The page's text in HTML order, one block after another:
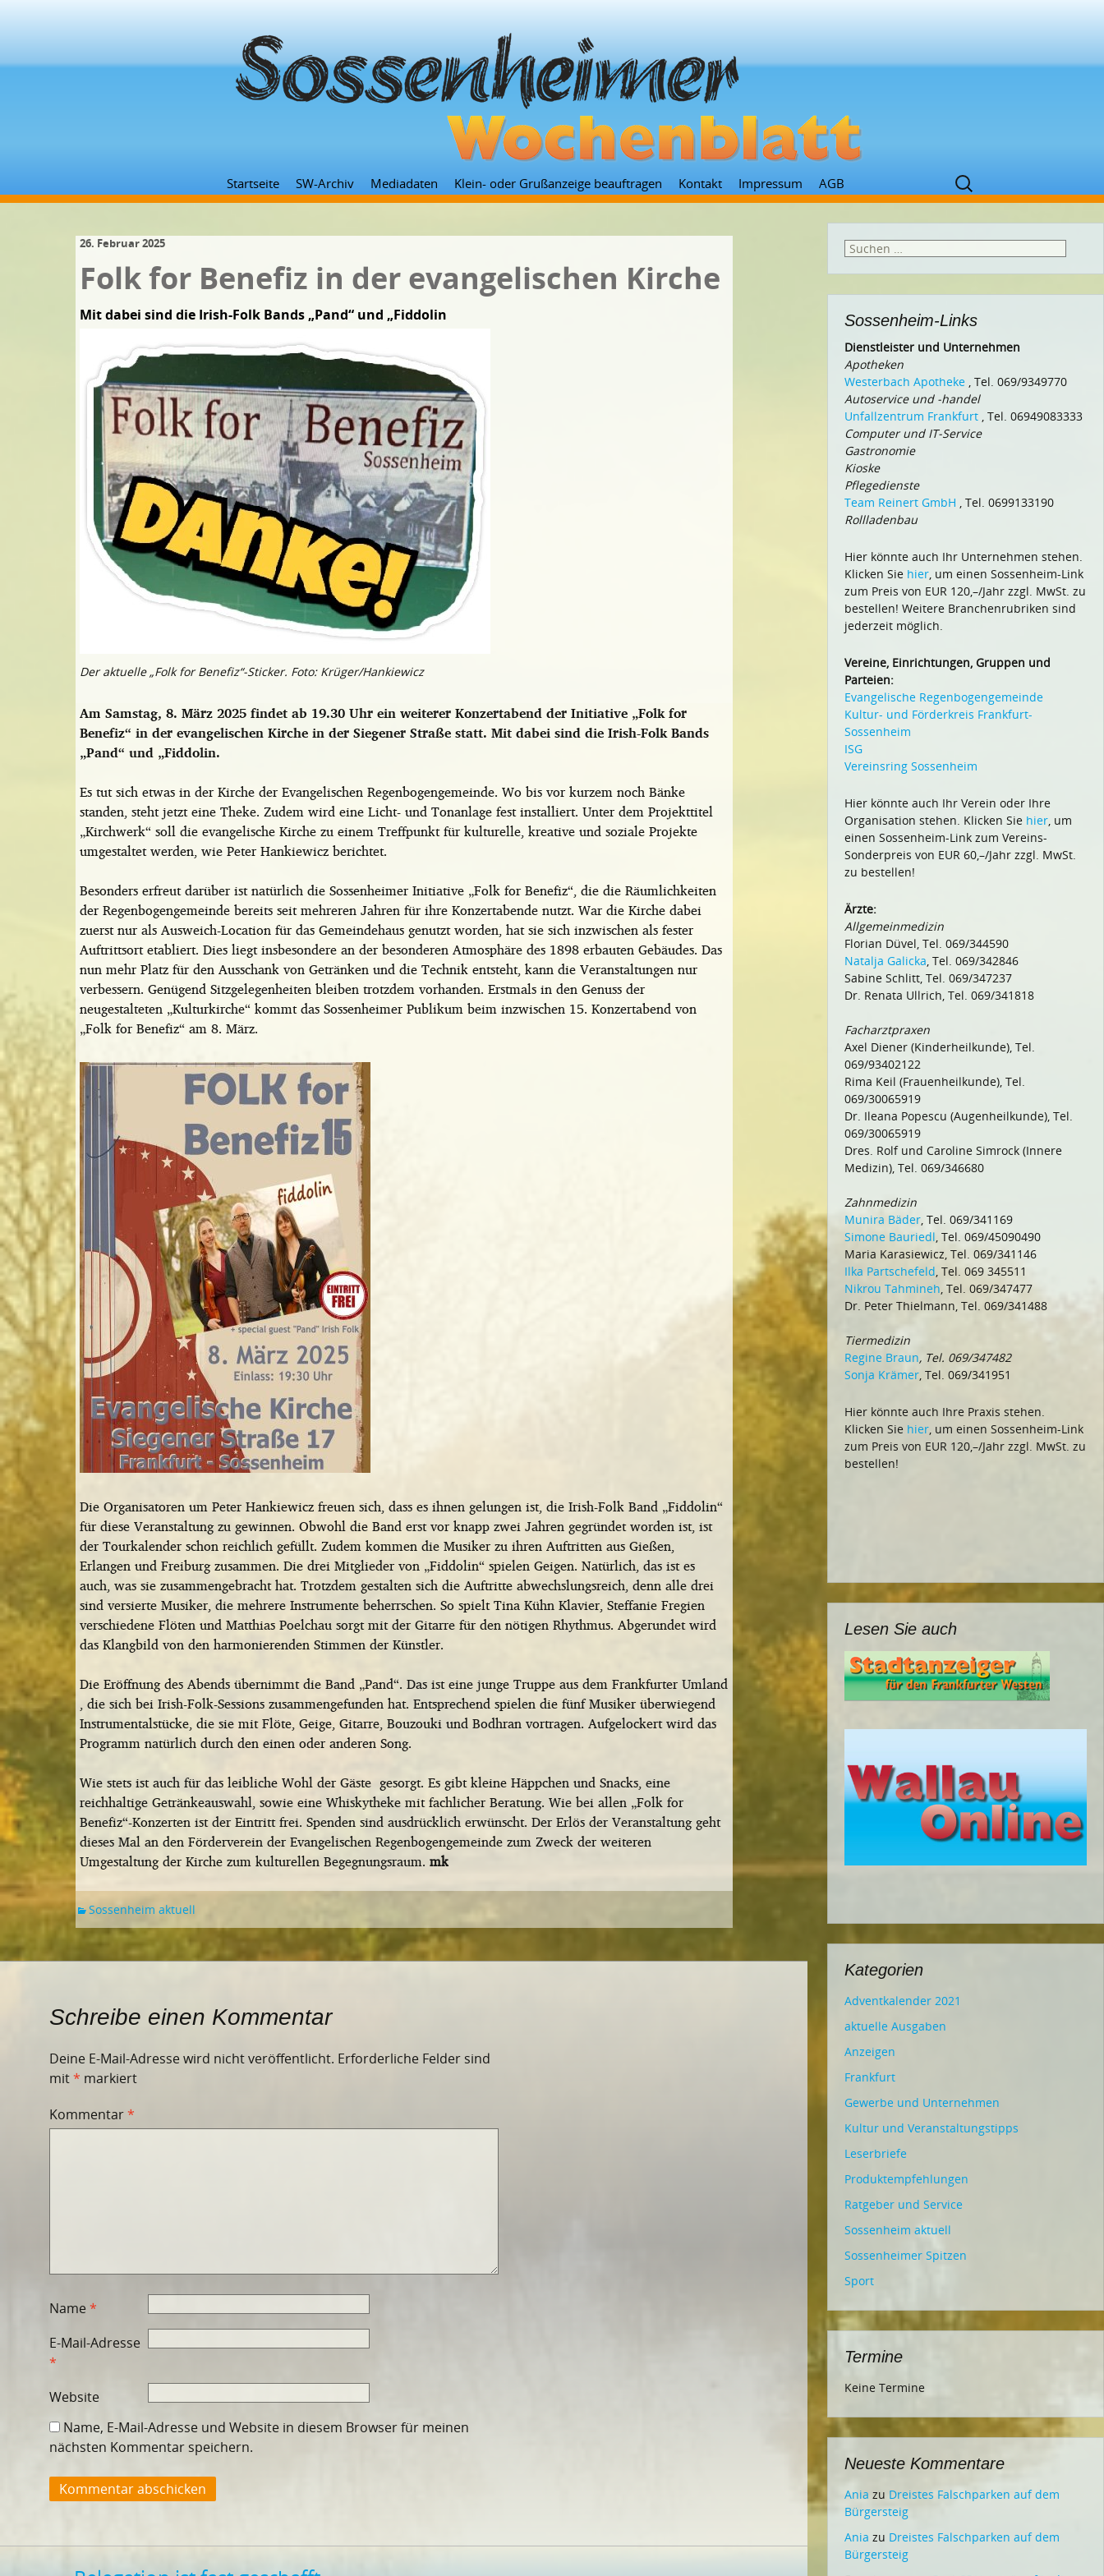
Zum
Inhalt
Startseite SW-Archiv Mediadaten Klein- oder Grußanzeige beauftragen Kontakt Impressum AGB
Suchen
nach:
26. Februar 2025
Folk for Benefiz in der evangelischen Kirche
Mit dabei sind die Irish-Folk Bands „Pand“ und „Fiddolin
Der aktuelle „Folk for Benefiz“-Sticker. Foto: Krüger/Hankiewicz
Am Samstag, 8. März 2025 findet ab 19.30 Uhr ein weiterer Konzertabend der Initiative „Folk for
Benefiz“ in der evangelischen Kirche in der Siegener Straße statt. Mit dabei sind die Irish-Folk Bands
„Pand“ und „Fiddolin.
Es tut sich etwas in der Kirche der Evangelischen Regenbogengemeinde. Wo bis vor kurzem noch Bänke
standen, steht jetzt eine Theke. Zudem wird eine Licht- und Tonanlage fest installiert. Unter demProjekttitel
„Kirchwerk“ soll die evangelische Kirche zu einem Treffpunkt für kulturelle, kreative und soziale Projekte
umgestaltet werden, wie Peter Hankiewicz berichtet.
Besonders erfreut darüber ist natürlich die Sossenheimer Initiative „Folk for Benefiz“, die die Räumlichkeiten
der Regenbogengemeinde bereits seit mehreren Jahren für ihre Konzertabende nutzt. War die Kirche dabei
zuerst nur als Ausweich-Location für das Gemeindehaus genutzt worden, hat sie sich inzwischen als fester
Auftrittsort etabliert. Dies liegt insbesondere an der besonderen Atmosphäre des 1898 erbauten Gebäudes. Das
nun mehr Platz für den Ausschank von Getränken und die Technik entsteht, kann die Veranstaltungen nur
verbessern. Genügend Sitzgelegenheiten bleiben trotzdem vorhanden. Erstmals in den Genuss der
neugestalteten „Kulturkirche“ kommt das Sossenheimer Publikum beim inzwischen 15. Konzertabend von
„Folk for Benefiz“ am 8. März.
Die Organisatoren um Peter Hankiewicz freuen sich, dass es ihnen gelungen ist, die Irish-Folk Band „Fiddolin“
für diese Veranstaltung zu gewinnen. Obwohl die Band erst vor knapp zwei Jahren gegründet worden ist, ist
der Tourkalender schon reichlich gefüllt. Zudem kommen die Musiker zu ihren Auftritten aus Gießen,
Erlangen und Freiburg zusammen. Die drei Mitglieder von „Fiddolin“ spielen Geigen. Natürlich, das ist es
auch, was sie zusammengebracht hat. Trotzdem gestalten sich die Auftritte abwechslungsreich, denn alle drei
sind versierte Musiker, die mehrere Instrumente beherrschen. So spielt Tina Kühn Klavier, Steffanie Fregien
verschiedene Flöten und Matthias Poelchau sorgt mit der Gitarre für den nötigen Rhythmus. Abgerundet wird
das Klangbild von den harmonierenden Stimmen der Künstler.
Die Eröffnung des Abends übernimmt die Band „Pand“. Das ist eine junge Truppe aus dem Frankfurter Umland
, die sich bei Irish-Folk-Sessions zusammengefunden hat. Entsprechend spielen die fünf Musiker überwiegend
Instrumentalstücke, die sie mit Flöte, Geige, Gitarre, Bouzouki und Bodhran vortragen. Aufgelockert wird das
Programm natürlich durch den einen oder anderen Song.
Wie stets ist auch für das leibliche Wohl der Gäste gesorgt. Es gibt kleine Häppchen und Snacks, eine
reichhaltige Getränkeauswahl, sowie eine Whiskytheke mit fachlicher Beratung. Wie bei allen „Folk for
Benefiz“-Konzerten ist der Eintritt frei. Spenden sind ausdrücklich erwünscht. Der Erlös der Veranstaltung geht
dieses Mal an den Förderverein der Evangelischen Regenbogengemeinde zum Zweck der weiteren
Umgestaltung der Kirche zum kulturellen Begegnungsraum. mk
Sossenheim aktuell
Schreibe einen Kommentar
Deine E-Mail-Adresse wird nicht veröffentlicht. Erforderliche Felder sind
mit* markiert
Kommentar*
Name*
E-Mail-Adresse
*
Website
Name, E-Mail-Adresse und Website in diesem Browser für meinen
nächsten Kommentar speichern.
Suchen
Sossenheim-Links
Dienstleister und Unternehmen
Apotheken
Westerbach Apotheke , Tel. 069/9349770
Autoservice und -handel
Unfallzentrum Frankfurt , Tel. 06949083333
Computer und IT-Service
Gastronomie
Kioske
Pflegedienste
Team Reinert GmbH , Tel. 0699133190
Rollladenbau
Hier könnte auch Ihr Unternehmen stehen.
Klicken Sie hier, um einen Sossenheim-Link
zum Preis von EUR 120,–/Jahr zzgl. MwSt. zu
bestellen! Weitere Branchenrubriken sind
jederzeit möglich.
Vereine, Einrichtungen, Gruppen und
Parteien:
Evangelische Regenbogengemeinde
Kultur- und Förderkreis Frankfurt-
Sossenheim
ISG
Vereinsring Sossenheim
Hier könnte auch Ihr Verein oder Ihre
Organisation stehen. Klicken Sie hier, um
einen Sossenheim-Link zum Vereins-
Sonderpreis von EUR 60,–/Jahr zzgl. MwSt.
zu bestellen!
Ärzte:
Allgemeinmedizin
Florian Düvel, Tel. 069/344590
Natalja Galicka, Tel. 069/342846
Sabine Schlitt, Tel. 069/347237
Dr. Renata Ullrich, Tel. 069/341818
Facharztpraxen
Axel Diener (Kinderheilkunde), Tel.
069/93402122
Rima Keil (Frauenheilkunde), Tel.
069/30065919
Dr. Ileana Popescu (Augenheilkunde), Tel.
069/30065919
Dres. Rolf und Caroline Simrock (Innere
Medizin), Tel. 069/346680
Zahnmedizin
Munira Bäder, Tel. 069/341169
Simone Bauriedl, Tel. 069/45090490
Maria Karasiewicz, Tel. 069/341146
Ilka Partschefeld, Tel. 069 345511
Nikrou Tahmineh, Tel. 069/347477
Dr. Peter Thielmann, Tel. 069/341488
Tiermedizin
Regine Braun, Tel. 069/347482
Sonja Krämer, Tel. 069/341951
Hier könnte auch Ihre Praxis stehen.
Klicken Sie hier, um einen Sossenheim-Link
zum Preis von EUR 120,–/Jahr zzgl. MwSt. zu
bestellen!
Lesen Sie auch
Kategorien
Adventkalender 2021
aktuelle Ausgaben
Anzeigen
Frankfurt
Gewerbe und Unternehmen
Kultur und Veranstaltungstipps
Leserbriefe
Produktempfehlungen
Ratgeber und Service
Sossenheim aktuell
Sossenheimer Spitzen
Sport
Termine
Keine Termine
Neueste Kommentare
Ania zu Dreistes Falschparken auf dem
Bürgersteig
Ania zu Dreistes Falschparken auf dem
Bürgersteig